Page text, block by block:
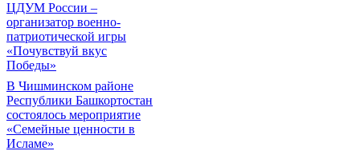
ЦДУМ России –
организатор военно-
патриотической игры
«Почувствуй вкус
Победы»
В Чишминском районе
Республики Башкортостан
состоялось мероприятие
«Семейные ценности в
Исламе»